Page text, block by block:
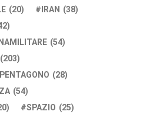
(20) IRAN (38)
(54)
(203)
PENTAGONO (28)
(54)
SPAZIO (25)